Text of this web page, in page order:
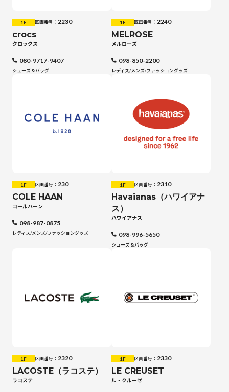
1F 区画番号： 2230
crocs
クロックス
080-9717-9407
シューズ＆バッグ
1F 区画番号： 2240
MELROSE
メルローズ
098-850-2200
レディス/メンズ/ファッショングッズ
1F 区画番号： 230
COLE HAAN
コールハーン
098-987-0875
レディス/メンズ/ファッショングッズ
1F 区画番号： 2310
Havaianas（ハワイアナ
ス）
ハワイアナス
098-996-5650
シューズ＆バッグ
1F 区画番号： 2320
LACOSTE（ラコステ）
ラコステ
1F 区画番号： 2330
LE CREUSET
ル・クルーゼ